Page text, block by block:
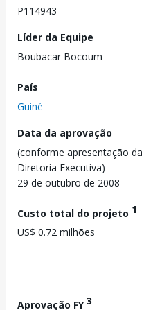
P114943
Líder da Equipe
Boubacar Bocoum
País
Guiné
Data da aprovação
(conforme apresentação da
Diretoria Executiva)
29 de outubro de 2008
Custo total do projeto 1
US$ 0.72 milhões
Aprovação FY3